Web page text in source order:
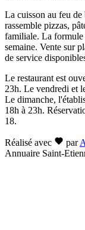
La cuisson au feu
rassemble pizzas,
familiale. La formule
semaine. Vente sur
de service
Le restaurant est
23h. Le vendredi et
Le dimanche,
18h à 23h.
18.
Réalisé avec par
Annuaire Saint-